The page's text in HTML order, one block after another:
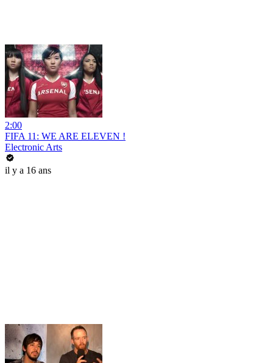
2:00
FIFA 11: WE ARE ELEVEN !
Electronic Arts
il y a 16 ans